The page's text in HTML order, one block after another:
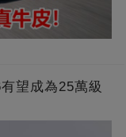
望成為25萬級